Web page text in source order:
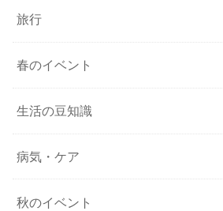
旅行
春のイベント
生活の豆知識
病気・ケア
秋のイベント